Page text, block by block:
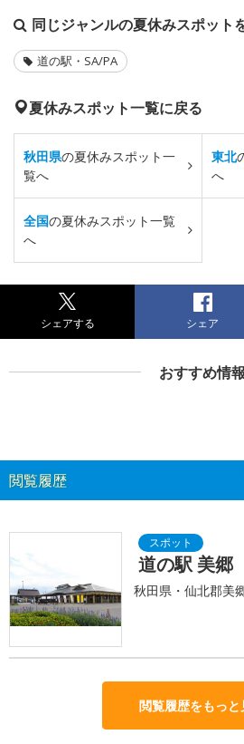
同じジャンルの夏休みスポット
道の駅・SA/PA
夏休みスポット一覧に戻る
秋田県の夏休みスポット一
覧へ
東北
へ
全国の夏休みスポット一覧
へ
シェアする シェア
おすすめ情報
閲覧履歴
道の駅 美郷
秋田県・仙北郡美
閲覧履歴をもっと